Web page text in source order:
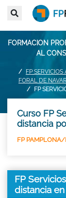
FORMACION
AL
FP
FORAL DE
FP
Curso FP
distancia
FP
FP
distancia